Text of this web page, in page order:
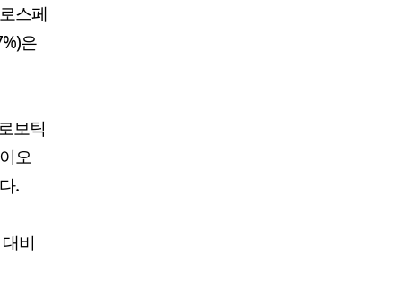
스페
은
보틱
오
.
비